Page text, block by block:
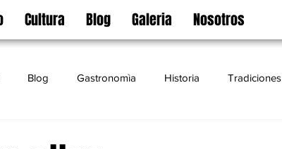
Cultura Blog Galeria Nosotros
Blog Gastronomìa Historia Tradiciones